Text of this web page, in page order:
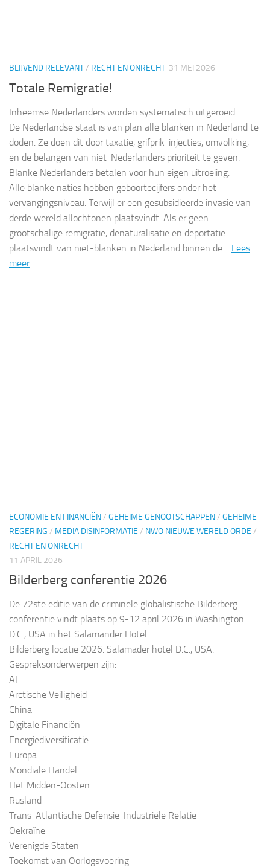
BLIJVEND RELEVANT/ RECHT EN ONRECHT 31 MEI 2026
Totale Remigratie!
Inheemse Nederlanders worden systematisch uitgeroeid
De Nederlandse staat is van plan alle blanken in Nederland te
doden. Ze doen dit door taxatie, grifprik-injecties, omvolking,
en de belangen van niet-Nederlanders prioriteit te geven.
Blanke Nederlanders betalen voor hun eigen uitroeiing.
Alle blanke naties hebben geboortecijfers onder het
vervangingsniveau. Terwijl er een gesubsidieerde invasie van
derde wereld allochtonen plaatsvindt. Als er geen
grootschalige remigratie, denaturalisatie en deportatie
plaatsvindt van niet-blanken in Nederland binnen de… Lees
meer
ECONOMIE EN FINANCIËN/ GEHEIME GENOOTSCHAPPEN/ GEHEIME
REGERING / MEDIA DISINFORMATIE / NWO NIEUWE WERELD ORDE /
RECHT EN ONRECHT
11 APRIL 2026
Bilderberg conferentie 2026
De 72ste editie van de criminele globalistische Bilderberg
conferentie vindt plaats op 9-12 april 2026 in Washington
D.C., USA in het Salamander Hotel.
Bilderberg locatie 2026: Salamader hotel D.C., USA.
Gespreksonderwerpen zijn:
AI
Arctische Veiligheid
China
Digitale Financiën
Energiediversificatie
Europa
Mondiale Handel
Het Midden-Oosten
Rusland
Trans-Atlantische Defensie-Industriële Relatie
Oekraïne
Verenigde Staten
Toekomst van Oorlogsvoering